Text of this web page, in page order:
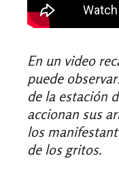
En un video
puede
de la estación
accionan sus
los
de los gritos.